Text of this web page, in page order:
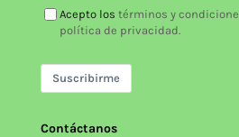
Acepto los términos y
política de privacidad.
Suscribirme
Contáctanos